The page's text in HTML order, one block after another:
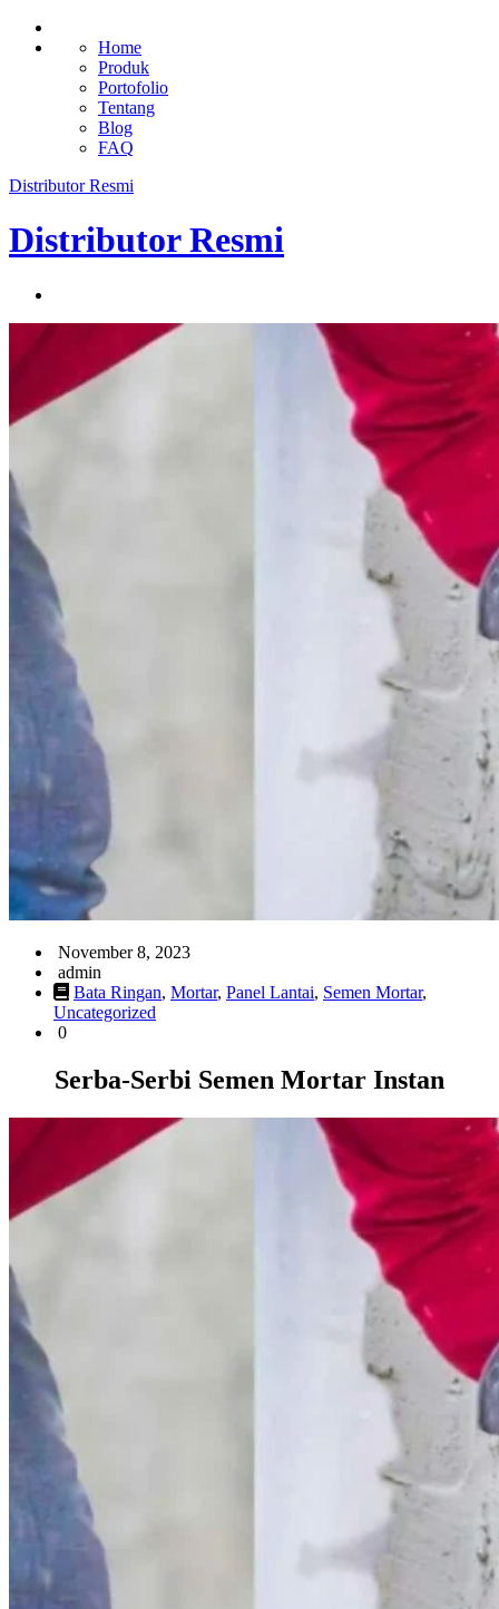
Home
Produk
Portofolio
Tentang
Blog
FAQ
Distributor Resmi
Distributor Resmi
November 8, 2023
admin
Bata Ringan, Mortar, Panel Lantai, Semen Mortar,
Uncategorized
0
Serba-Serbi Semen Mortar Instan